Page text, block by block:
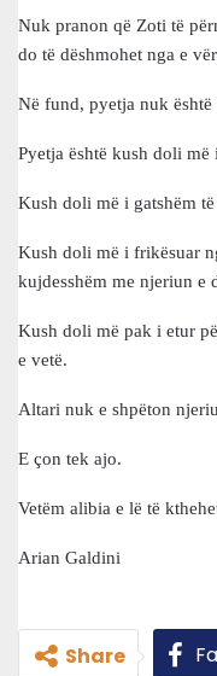
Nuk pranon që Zoti të
do të dëshmohet nga e
Në fund, pyetja nuk është
Pyetja është kush doli më
Kush doli më i gatshëm
Kush doli më i frikësuar
kujdesshëm me njeriun e
Kush doli më pak i etur
e vetë.
Altari nuk e shpëton
E çon tek ajo.
Vetëm alibia e lë të
Arian Galdini
Share